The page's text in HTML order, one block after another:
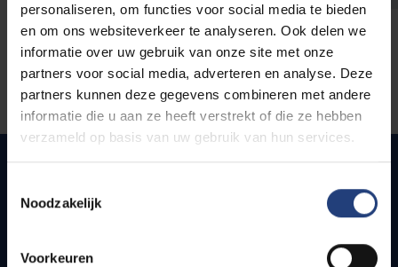
personaliseren, om functies voor social media te bieden
en om ons websiteverkeer te analyseren. Ook delen we
informatie over uw gebruik van onze site met onze
partners voor social media, adverteren en analyse. Deze
partners kunnen deze gegevens combineren met andere
informatie die u aan ze heeft verstrekt of die ze hebben
verzameld op basis van uw gebruik van hun services.
Noodzakelijk
Voorkeuren
Snel naar